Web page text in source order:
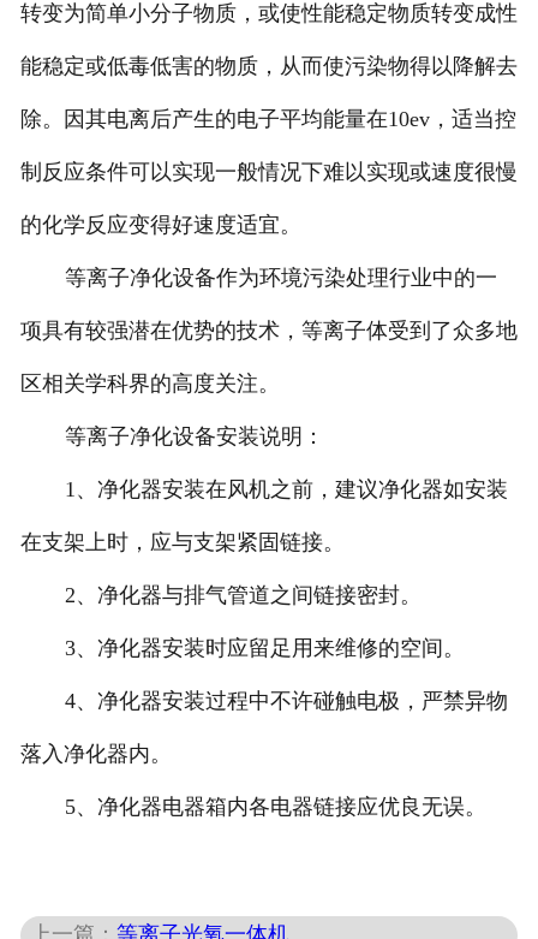
转变为简单小分子物质，或使性能稳定物质转变成性
能稳定或低毒低害的物质，从而使污染物得以降解去
除。因其电离后产生的电子平均能量在10ev，适当控
制反应条件可以实现一般情况下难以实现或速度很慢
的化学反应变得好速度适宜。
等离子净化设备作为环境污染处理行业中的一
项具有较强潜在优势的技术，等离子体受到了众多地
区相关学科界的高度关注。
等离子净化设备安装说明：
1、净化器安装在风机之前，建议净化器如安装
在支架上时，应与支架紧固链接。
2、净化器与排气管道之间链接密封。
3、净化器安装时应留足用来维修的空间。
4、净化器安装过程中不许碰触电极，严禁异物
落入净化器内。
5、净化器电器箱内各电器链接应优良无误。